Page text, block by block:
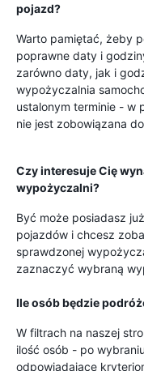
pojazd?
Warto pamiętać, żeby
poprawne daty i
zarówno daty, jak i
wypożyczalnia
ustalonym terminie - w
nie jest zobowiązana
Czy interesuje Cię
wypożyczalni?
Być może posiadasz
pojazdów i chcesz
sprawdzonej
zaznaczyć wybraną
Ile osób będzie
W filtrach na naszej
ilość osób - po
odpowiadające